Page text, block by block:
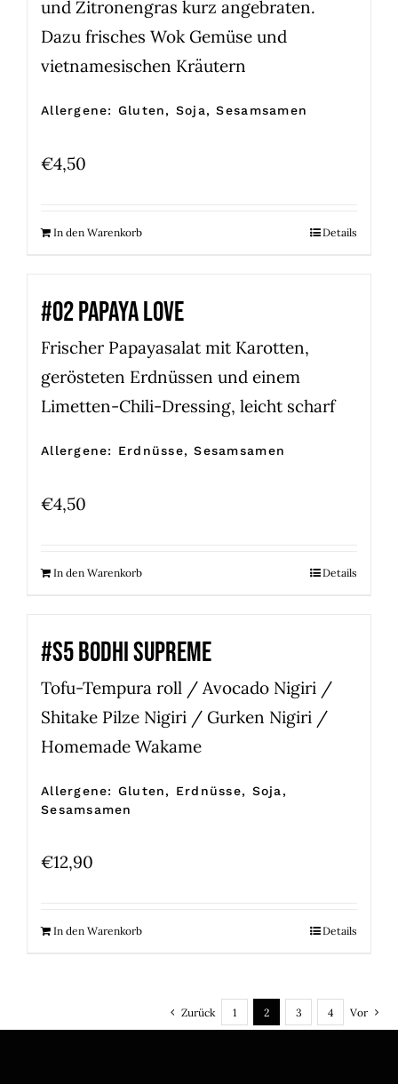
und Zitronengras kurz angebraten.
Dazu frisches Wok Gemüse und
vietnamesischen Kräutern
Allergene: Gluten, Soja, Sesamsamen
€4,50
In den Warenkorb Details
#02 PAPAYA LOVE
Frischer Papayasalat mit Karotten,
gerösteten Erdnüssen und einem
Limetten-Chili-Dressing, leicht scharf
Allergene: Erdnüsse, Sesamsamen
€4,50
In den Warenkorb Details
#S5 BODHI SUPREME
Tofu-Tempura roll / Avocado Nigiri /
Shitake Pilze Nigiri / Gurken Nigiri /
Homemade Wakame
Allergene: Gluten, Erdnüsse, Soja,
Sesamsamen
€12,90
In den Warenkorb Details
Zurück 1 2 3 4 Vor